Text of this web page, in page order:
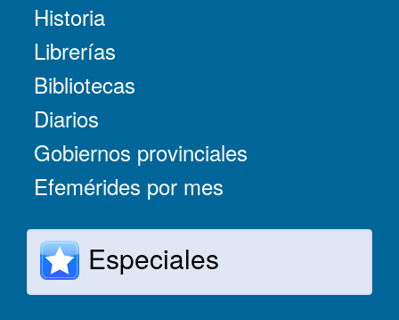
Historia
Librerías
Bibliotecas
Diarios
Gobiernos provinciales
Efemérides por mes
Especiales